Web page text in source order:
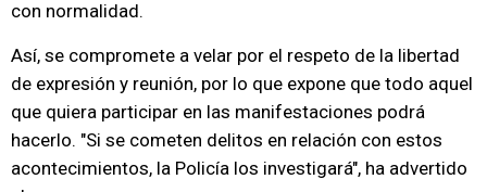
con normalidad.
Así, se compromete a velar por el respeto de la libertad
de expresión y reunión, por lo que expone que todo aquel
que quiera participar en las manifestaciones podrá
hacerlo. "Si se cometen delitos en relación con estos
acontecimientos, la Policía los investigará", ha advertido